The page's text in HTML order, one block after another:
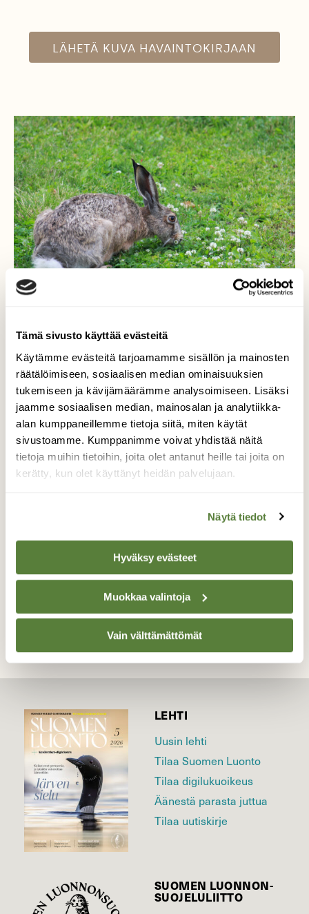
Tämä sivusto käyttää evästeitä
Käytämme evästeitä tarjoamamme sisällön ja mainosten
räätälöimiseen, sosiaalisen median ominaisuuksien
tukemiseen ja kävijämäärämme analysoimiseen. Lisäksi
jaamme sosiaalisen median, mainosalan ja analytiikka-
alan kumppaneillemme tietoja siitä, miten käytät
sivustoamme. Kumppanimme voivat yhdistää näitä
tietoja muihin tietoihin, joita olet antanut heille tai joita on
kerätty, kun olet käyttänyt heidän palvelujaan.
Näytä tiedot
Hyväksy evästeet
Muokkaa valintoja
Vain välttämättömät
LÄHETÄ KUVA HAVAINTOKIRJAAN
Cityrusakon kesäparatiisi:
apilanurmi
Äitini taloyhtiön sisäpihalla vierailee melkein
joka ilta rusakko. Rusakko on tainut valita
kesäpaikan ihan samalla kriteereillä kuin
ihmiset matkakohteensa: rauhallinen sijainti
ja herkkuruokaa tarjolla.
Valokuvaaja: Jaana Saarelainen, Joensuu keskusta
LEHTI
Uusin lehti
Tilaa Suomen Luonto
Tilaa digilukuoikeus
Äänestä parasta juttua
Tilaa uutiskirje
SUOMEN LUONNON­
SUOJELU­LIITTO